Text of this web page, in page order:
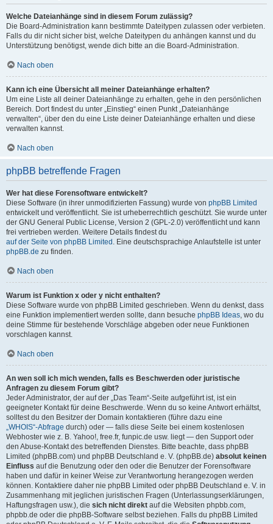
Welche Dateianhänge sind in diesem Forum zulässig?
Die Board-Administration kann bestimmte Dateitypen zulassen oder verbieten.
Falls du dir nicht sicher bist, welche Dateitypen du anhängen kannst und du
Unterstützung benötigst, wende dich bitte an die Board-Administration.
Nach oben
Kann ich eine Übersicht all meiner Dateianhänge erhalten?
Um eine Liste all deiner Dateianhänge zu erhalten, gehe in den persönlichen
Bereich. Dort findest du unter „Einstieg“ einen Punkt „Dateianhänge
verwalten“, über den du eine Liste deiner Dateianhänge erhalten und diese
verwalten kannst.
Nach oben
phpBB betreffende Fragen
Wer hat diese Forensoftware entwickelt?
Diese Software (in ihrer unmodifizierten Fassung) wurde von phpBB Limited
entwickelt und veröffentlicht. Sie ist urheberrechtlich geschützt. Sie wurde unter
der GNU General Public License, Version 2 (GPL-2.0) veröffentlicht und kann
frei vertrieben werden. Weitere Details findest du
auf der Seite von phpBB Limited . Eine deutschsprachige Anlaufstelle ist unter
phpBB.de zu finden.
Nach oben
Warum ist Funktion x oder y nicht enthalten?
Diese Software wurde von phpBB Limited geschrieben. Wenn du denkst, dass
eine Funktion implementiert werden sollte, dann besuche phpBB Ideas, wo du
deine Stimme für bestehende Vorschläge abgeben oder neue Funktionen
vorschlagen kannst.
Nach oben
An wen soll ich mich wenden, falls es Beschwerden oder juristische
Anfragen zu diesem Forum gibt?
Jeder Administrator, der auf der „Das Team“-Seite aufgeführt ist, ist ein
geeigneter Kontakt für deine Beschwerde. Wenn du so keine Antwort erhältst,
solltest du den Besitzer der Domain kontaktieren (führe dazu eine
„WHOIS“-Abfrage durch) oder — falls diese Seite bei einem kostenlosen
Webhoster wie z. B. Yahoo!, free.fr, funpic.de usw. liegt — den Support oder
den Abuse-Kontakt des betreffenden Dienstes. Bitte beachte, dass phpBB
Limited (phpBB.com) und phpBB Deutschland e. V. (phpBB.de) absolut keinen
Einfluss auf die Benutzung oder den oder die Benutzer der Forensoftware
haben und dafür in keiner Weise zur Verantwortung herangezogen werden
können. Kontaktiere daher nie phpBB Limited oder phpBB Deutschland e. V. in
Zusammenhang mit jeglichen juristischen Fragen (Unterlassungserklärungen,
Haftungsfragen usw.), die sich nicht direkt auf die Websiten phpbb.com,
phpbb.de oder die phpBB-Software selbst beziehen. Falls du phpBB Limited